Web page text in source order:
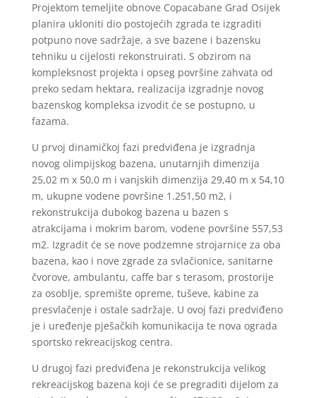
Projektom temeljite obnove Copacabane Grad Osijek
planira ukloniti dio postojećih zgrada te izgraditi
potpuno nove sadržaje, a sve bazene i bazensku
tehniku u cijelosti rekonstruirati. S obzirom na
kompleksnost projekta i opseg površine zahvata od
preko sedam hektara, realizacija izgradnje novog
bazenskog kompleksa izvodit će se postupno, u
fazama.
U prvoj dinamičkoj fazi predviđena je izgradnja
novog olimpijskog bazena, unutarnjih dimenzija
25,02 m x 50,0 m i vanjskih dimenzija 29,40 m x 54,10
m, ukupne vodene površine 1.251,50 m2, i
rekonstrukcija dubokog bazena u bazen s
atrakcijama i mokrim barom, vodene površine 557,53
m2. Izgradit će se nove podzemne strojarnice za oba
bazena, kao i nove zgrade za svlačionice, sanitarne
čvorove, ambulantu, caffe bar s terasom, prostorije
za osoblje, spremište opreme, tuševe, kabine za
presvlačenje i ostale sadržaje. U ovoj fazi predviđeno
je i uređenje pješačkih komunikacija te nova ograda
sportsko rekreacijskog centra.
U drugoj fazi predviđena je rekonstrukcija velikog
rekreacijskog bazena koji će se pregraditi dijelom za